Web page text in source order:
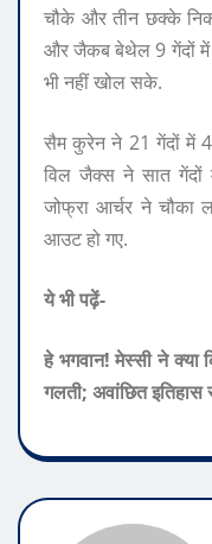
चौके और तीन छक्के
और जैकब बेथेल 9 गेंदों में
भी नहीं खोल सके.
सैम कुरेन ने 21 गेंदों में
विल जैक्स ने सात गेंदों
जोफ्रा आर्चर ने चौका
आउट हो गए.
ये भी पढ़ें-
हे भगवान! मेस्सी ने
गलती; अवांछित इतिहास